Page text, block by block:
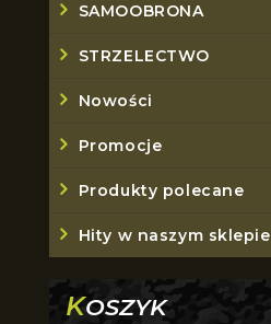
SAMOOBRONA
STRZELECTWO
Nowości
Promocje
Produkty polecane
Hity w naszym sklepie
KOSZYK